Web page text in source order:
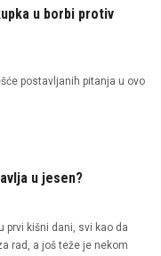
u borbi protiv
postavljanih pitanja u ovo
u jesen?
prvi kišni dani, svi kao da
rad, a još teže je nekom